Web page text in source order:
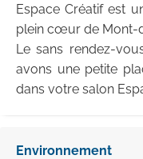
Espace Créatif est
plein cœur de Mont-
Le sans rendez-
avons une petite
dans votre salon
Environnement